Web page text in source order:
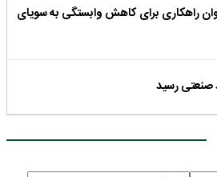
راهکاری برای کاهش وابستگی به سویای
صنعتی رسید